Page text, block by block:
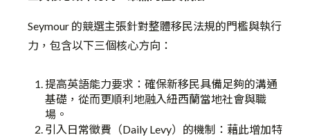
Seymour 的競選主張針對整體移民法規的門檻與執行
力，包含以下三個核心方向：
提高英語能力要求：確保新移民具備足夠的溝通
基礎，從而更順利地融入紐西蘭當地社會與職
場。
引入日常徵費（Daily Levy）的機制：藉此增加特